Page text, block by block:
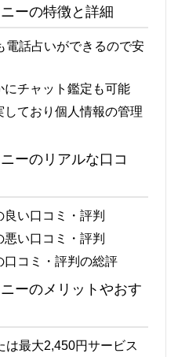
ーの特徴と詳細
電話占いができるので安
にチャット鑑定も可能
しており個人情報の管理
ーのリアルな口コ
良い口コミ・評判
悪い口コミ・評判
口コミ・評判の総評
ーのメリットやおす
最大2,450円サービス